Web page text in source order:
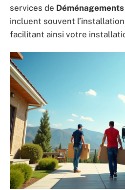
services de
incluent souvent
facilitant ainsi votre